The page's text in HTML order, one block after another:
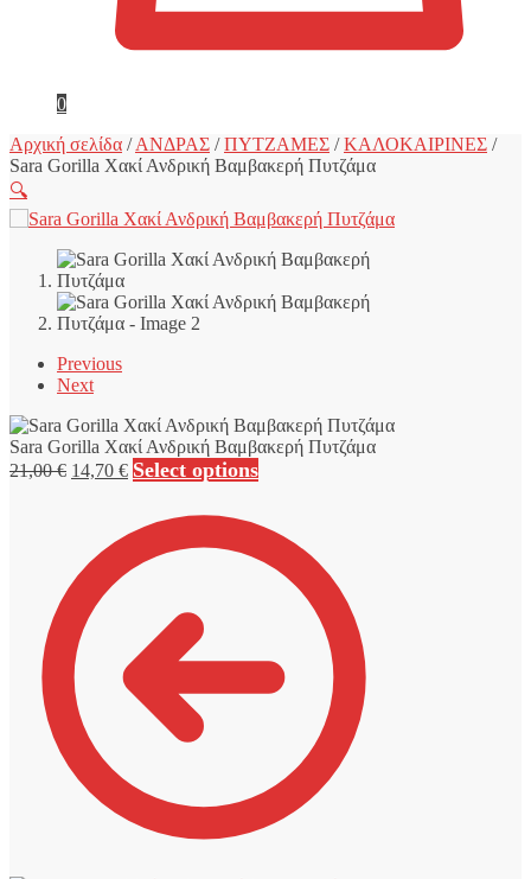
0
Αρχική σελίδα /ΑΝΔΡΑΣ /ΠΥΤΖΑΜΕΣ /ΚΑΛΟΚΑΙΡΙΝΕΣ /
Sara Gorilla Χακί Ανδρική Βαμβακερή Πυτζάμα
🔍
Previous
Next
Sara Gorilla Χακί Ανδρική Βαμβακερή Πυτζάμα
21,00€ Original
21,00 €.
14,70 €Η
τρέχουσα
είναι:
14,70 €.
Select options